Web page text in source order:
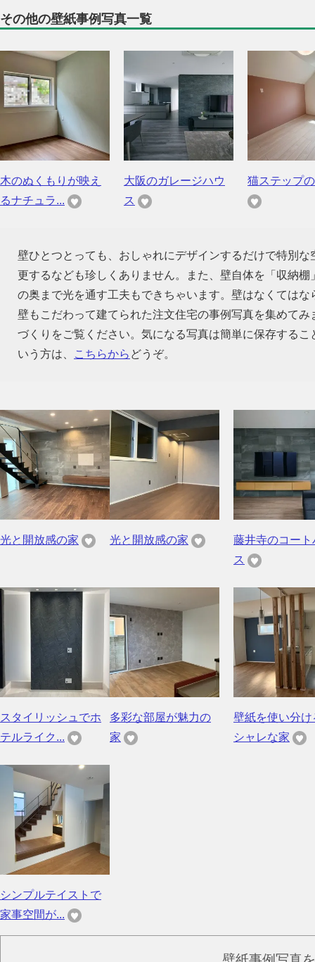
その他の壁紙事例写真一覧
木のぬくもりが映え
るナチュラ...
大阪のガレージハウ
ス
猫ステップ
壁ひとつとっても、おしゃれにデザインするだけで特別
更するなども珍しくありません。また、壁自体を「収納
の奥まで光を通す工夫もできちゃいます。壁はなくては
壁もこだわって建てられた注文住宅の事例写真を集めて
づくりをご覧ください。気になる写真は簡単に保存する
いう方は、
こちらから どうぞ。
光と開放感の家 光と開放感の家
藤井寺のコート
ス
スタイリッシュでホ
テルライク...
多彩な部屋が魅力の
家
壁紙を使い分け
シャレな家
シンプルテイストで
家事空間が...